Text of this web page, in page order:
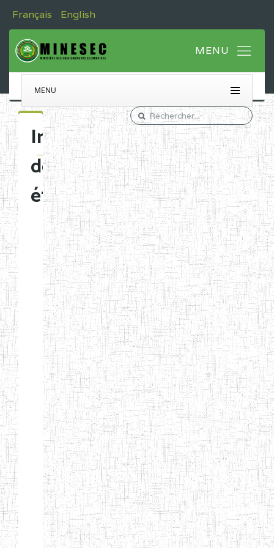
Français English
MENU
Immatriculation
des
établissements
Etablissements
d'enseignement
normal
ENI
Chercher:
Effacer les filtres
Denomination
Type